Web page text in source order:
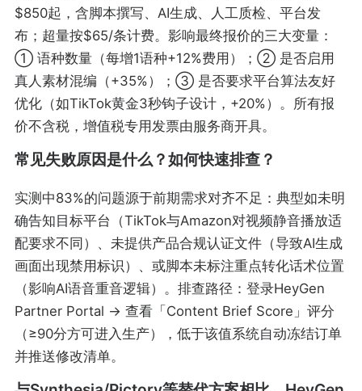
$850起，含脚本撰写、AI生成、人工质检、平台发
布；超量按$65/条计费。影响最终报价的三大变量：
① 语种数量（每增1语种+12%费用）；② 是否启用
真人素材混编（+35%）；③ 是否要求平台算法友好
优化（如TikTok黄金3秒钩子设计，+20%）。所有报
价不含税，增值税专用发票由服务商开具。
常见失败原因是什么？如何快速排查？
实测中83%的问题源于前期需求对齐不足：典型如未明
确告知目标平台（TikTok与Amazon对视频静音播放适
配要求不同）、未提供产品合规认证文件（导致AI生成
画面出现禁用标识）、或脚本未标注重点转化话术位置
（影响AI语音重音逻辑）。排查路径：登录HeyGen
Partner Portal → 查看「Content Brief Score」评分
（≥90分方可进入生产），低于该值系统自动冻结订单
并推送修改清单。